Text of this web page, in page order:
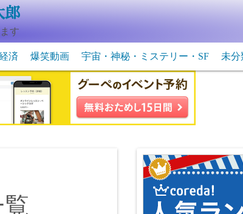
郎
す
済 爆笑動画
動物系の爆笑動画
宇宙・神秘・ミステリー・SF
未確認生物・飛行物体
宇宙・ＳＦ
未分